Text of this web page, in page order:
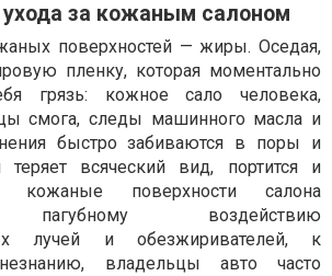
за кожаным салоном
поверхностей — жиры. Оседая,
пленку, которая моментально
грязь: кожное сало человека,
смога, следы машинного масла и
быстро забиваются в поры и
всяческий вид, портится и
кожаные поверхности салона
пагубному воздействию
лучей и обезжиривателей, к
владельцы авто часто